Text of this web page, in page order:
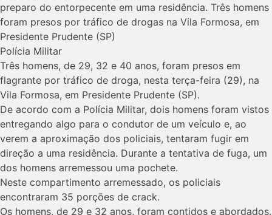
preparo do entorpecente em uma residência. Três homens
foram presos por tráfico de drogas na Vila Formosa, em
Presidente Prudente (SP)
Polícia Militar
Três homens, de 29, 32 e 40 anos, foram presos em
flagrante por tráfico de droga, nesta terça-feira (29), na
Vila Formosa, em Presidente Prudente (SP).
De acordo com a Polícia Militar, dois homens foram vistos
entregando algo para o condutor de um veículo e, ao
verem a aproximação dos policiais, tentaram fugir em
direção a uma residência. Durante a tentativa de fuga, um
dos homens arremessou uma pochete.
Neste compartimento arremessado, os policiais
encontraram 35 porções de crack.
Os homens, de 29 e 32 anos, foram contidos e abordados.